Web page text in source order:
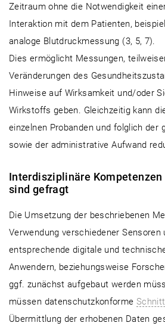
Zeitraum ohne die Notwendigkeit
Interaktion mit dem Patienten,
analoge Blutdruckmessung (3, 5, 7).
Dies ermöglicht Messungen,
Veränderungen des
Hinweise auf Wirksamkeit und/oder
Wirkstoffs geben. Gleichzeitig kann
einzelnen Probanden und folglich der
sowie der administrative Aufwand
Interdisziplinäre
sind gefragt
Die Umsetzung der beschriebenen
Verwendung verschiedener
entsprechende digitale und
Anwendern, beziehungsweise
ggf. zunächst aufgebaut werden
müssen datenschutzkonforme
Übermittlung der erhobenen Daten